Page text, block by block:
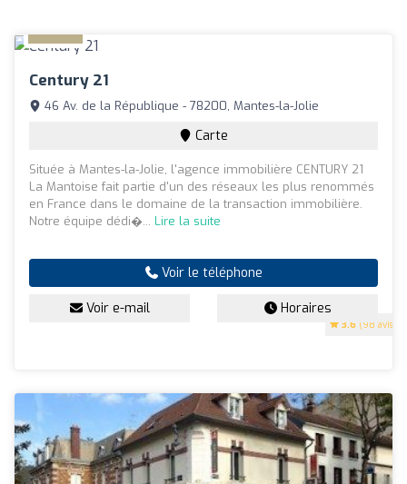
Century 21
3.6 (98 avis)
46 Av. de la République - 78200, Mantes-la-Jolie
Carte
Située à Mantes-la-Jolie, l'agence immobilière CENTURY 21
La Mantoise fait partie d'un des réseaux les plus renommés
en France dans le domaine de la transaction immobilière.
Notre équipe dédi�... Lire la suite
Voir le téléphone
Voir e-mail Horaires